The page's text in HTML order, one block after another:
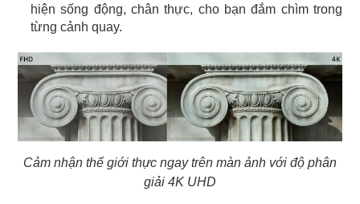
hiện sống động, chân thực, cho bạn đắm chìm trong
từng cảnh quay.
Cảm nhận thế giới thực ngay trên màn ảnh với độ phân
giải 4K UHD